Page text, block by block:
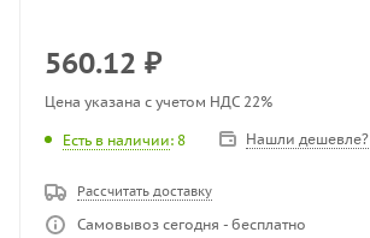
560.12 ₽
Цена указана с учетом НДС 22%
Есть в наличии: 8 Нашли дешевле?
Рассчитать доставку
Самовывоз сегодня - бесплатно